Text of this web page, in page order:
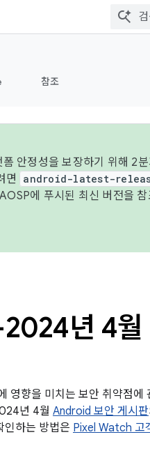
참조
안정성을 보장하기 위해 2분
면
android-latest-
에 푸시된 최신 버전을 참
년 4월
영향을 미치는 보안 취약점에
년 4월 Android 보안 게시판
인하는 방법은 Pixel Watch 고